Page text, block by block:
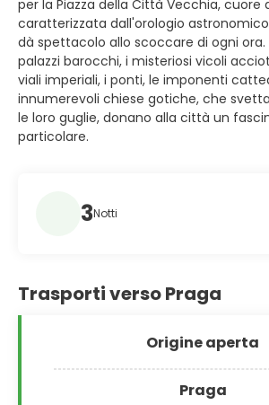
per la Piazza della Città Vecchia, cuore
caratterizzata dall'orologio
dà spettacolo allo scoccare di ogni ora.
palazzi barocchi, i misteriosi vicoli
viali imperiali, i ponti, le imponenti
innumerevoli chiese gotiche, che
le loro guglie, donano alla città un
particolare.
3Notti
Trasporti verso Praga
Origine aperta
Praga